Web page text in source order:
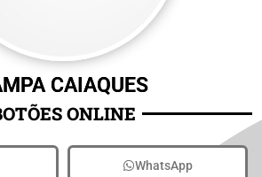
CAIAQUES
ONLINE
WhatsApp